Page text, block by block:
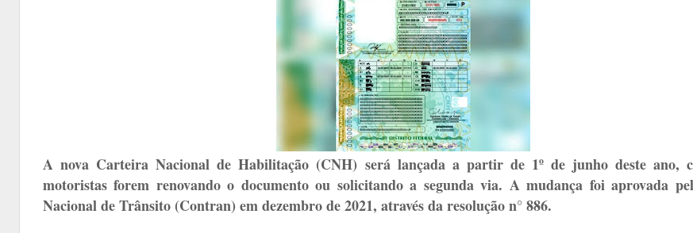
A nova Carteira Nacional de Habilitação (CNH) será lançada a partir de 1º de junho deste ano,
motoristas forem renovando o documento ou solicitando a segunda via. A mudança foi aprovada
Nacional de Trânsito (Contran) em dezembro de 2021, através da resolução n° 886.